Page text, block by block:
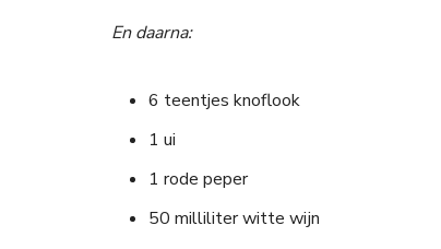
En daarna:
6 teentjes knoflook
1 ui
1 rode peper
50 milliliter witte wijn